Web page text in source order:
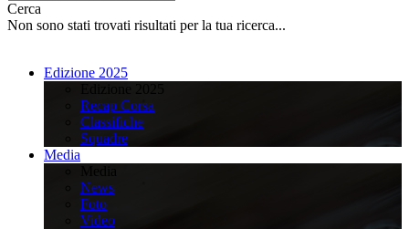
Cerca
Non sono stati trovati risultati per la tua ricerca...
Edizione 2025
Recap Corsa
Classifiche
Squadre
Media
News
Foto
Video